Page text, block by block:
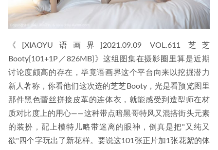
《[XIAOYU语画界]2021.09.09 VOL.611 芝芝
Booty[101+1P／826MB]》这组图集在摄影圈里算是近期
讨论度颇高的存在，毕竟语画界这个平台向来以挖掘潜力
新人著称，你看他们这次选的芝芝Booty，光是看预览图里
那件黑色蕾丝拼接皮革的连体衣，就能感受到造型师在材
质对比度上的用心——这种带点暗黑哥特风又混搭街头元素
的装扮，配上模特儿略带迷离的眼神，倒真是把"又纯又
欲"四个字玩出了新花样。要说这101张正片加1张花絮的体